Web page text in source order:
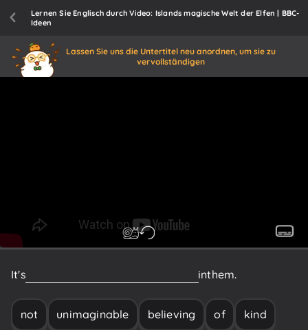
Lernen Sie Englisch durch Video: Islands magische Welt der Elfen | BBC-
Ideen
Lassen Sie uns die Untertitel neu anordnen, um sie zu
vervollständigen
It's inthem.
not unimaginable believing of kind